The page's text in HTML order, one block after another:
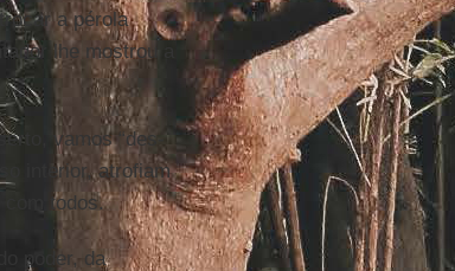
a pérola
lhe mostrou a
vamos “des-
interior, atrofiam
com todos.
poder, da